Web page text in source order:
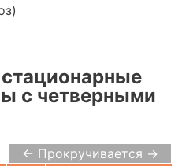
с четверными
← Прокручивается →